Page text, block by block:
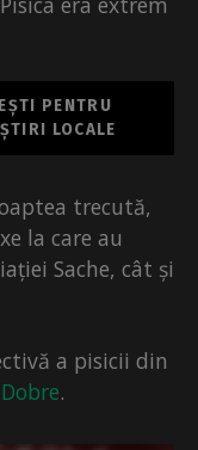
PENTRU
LOCALE
trecută,
la care au
Sache, cât și
a pisicii din
.